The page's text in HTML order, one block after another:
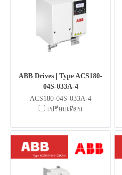
ABB Drives | Type ACS180-
04S-033A-4
ACS180-04S-033A-4
เปรียบเทียบ